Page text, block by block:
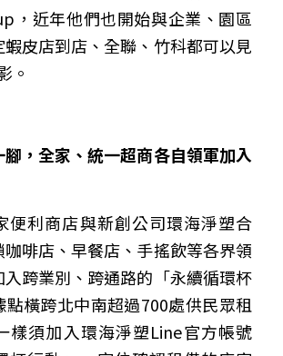
，近年他們也開始與企業、園區
皮店到店、全聯、竹科都可以見
。
，全家、統一超商各自領軍加入
便利商店與新創公司環海淨塑合
啡店、早餐店、手搖飲等各界領
跨業別、跨通路的「永續循環杯
點橫跨北中南超過700處供民眾租
樣須加入環海淨塑Line官方帳號